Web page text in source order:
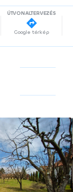
ÚTVONALTERVEZÉS
Google térkép